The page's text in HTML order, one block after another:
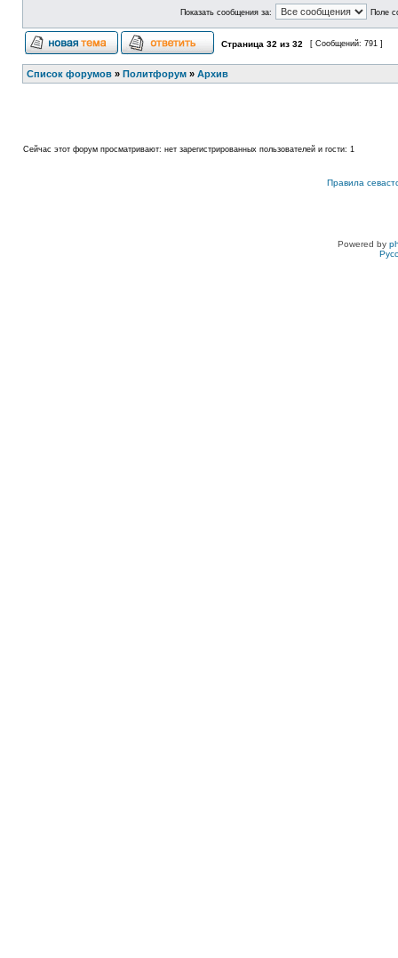
Показать сообщения за: Поле
Страница 32 из 32 [ Сообщений: 791 ]
Список форумов » Политфорум » Архив
Сейчас этот форум просматривают: нет зарегистрированных пользователей и гости: 1
Правила
Powered by